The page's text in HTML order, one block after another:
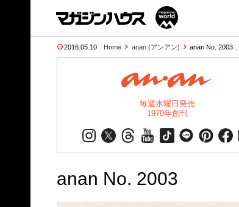
2016.05.10 Home anan (アンアン) anan No. 2003 …
毎週水曜日発売
1970年創刊
anan No. 2003